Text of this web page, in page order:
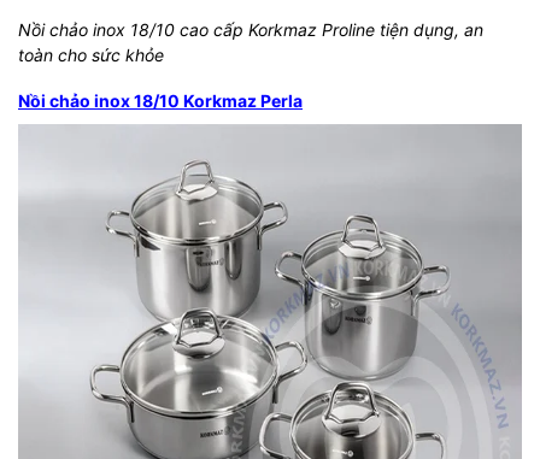
Nồi chảo inox 18/10 cao cấp Korkmaz Proline tiện dụng, an
toàn cho sức khỏe
Nồi chảo inox 18/10 Korkmaz Perla